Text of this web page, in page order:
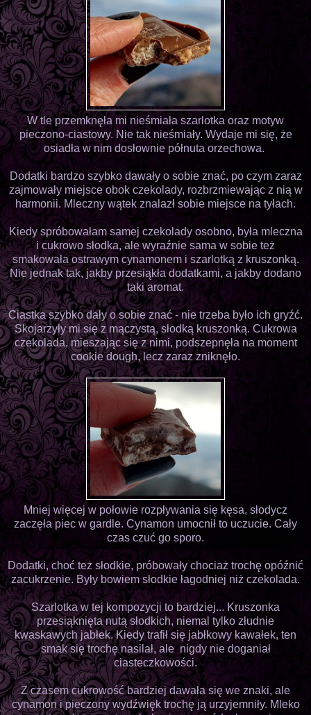
W tle przemknęła mi nieśmiała szarlotka oraz motyw
pieczono-ciastowy. Nie tak nieśmiały. Wydaje mi się, że
osiadła w nim dosłownie półnuta orzechowa.
Dodatki bardzo szybko dawały o sobie znać, po czym zaraz
zajmowały miejsce obok czekolady, rozbrzmiewając z nią w
harmonii. Mleczny wątek znalazł sobie miejsce na tyłach.
Kiedy spróbowałam samej czekolady osobno, była mleczna
i cukrowo słodka, ale wyraźnie sama w sobie też
smakowała ostrawym cynamonem i szarlotką z kruszonką.
Nie jednak tak, jakby przesiąkła dodatkami, a jakby dodano
taki aromat.
Ciastka szybko dały o sobie znać - nie trzeba było ich gryźć.
Skojarzyły mi się z mączystą, słodką kruszonką. Cukrowa
czekolada, mieszając się z nimi, podszepnęła na moment
cookie dough, lecz zaraz zniknęło.
Mniej więcej w połowie rozpływania się kęsa, słodycz
zaczęła piec w gardle. Cynamon umocnił to uczucie. Cały
czas czuć go sporo.
Dodatki, choć też słodkie, próbowały chociaż trochę opóźnić
zacukrzenie. Były bowiem słodkie łagodniej niż czekolada.
Szarlotka w tej kompozycji to bardziej... Kruszonka
przesiąknięta nutą słodkich, niemal tylko złudnie
kwaskawych jabłek. Kiedy trafił się jabłkowy kawałek, ten
smak się trochę nasilał, ale nigdy nie doganiał
ciasteczkowości.
Z czasem cukrowość bardziej dawała się we znaki, ale
cynamon i pieczony wydźwięk trochę ją urzyjemniły. Mleko